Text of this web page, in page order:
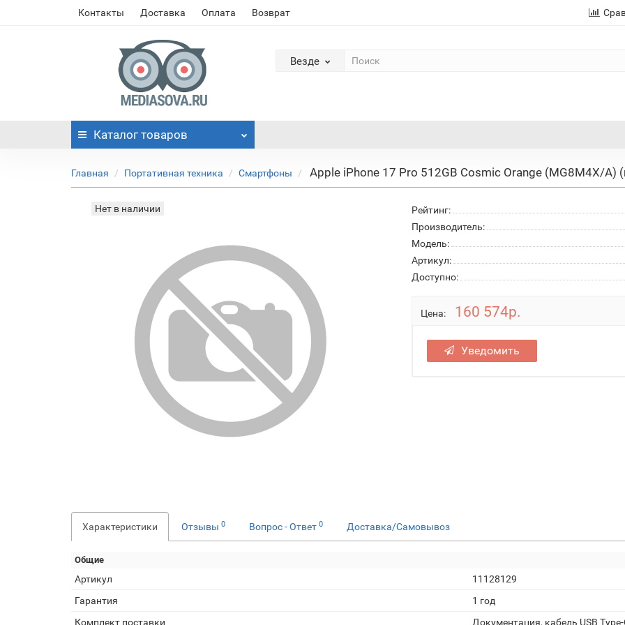
Контакты Доставка Оплата Возврат
Везде
Каталог товаров
Главная Портативная техника Смартфоны Apple iPhone 17 Pro 512GB Cosmic Orange (MG8M4X/A)
Нет в наличии
Рейтинг:
Производитель:
Модель:
Артикул:
Доступно:
Цена: 160 574р.
Уведомить
Характеристики Отзывы 0 Вопрос - Ответ 0 Доставка/Самовывоз
Общие
Артикул
11128129
Гарантия
1 год
Комплект поставки
Документация, кабель USB Type-